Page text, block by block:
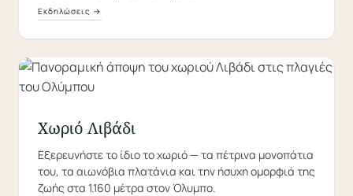
Εκδηλώσεις →
Χωριό Λιβάδι
Εξερευνήστε το ίδιο το χωριό — τα πέτρινα μονοπάτια
του, τα αιωνόβια πλατάνια και την ήσυχη ομορφιά της
ζωής στα 1.160 μέτρα στον Όλυμπο.